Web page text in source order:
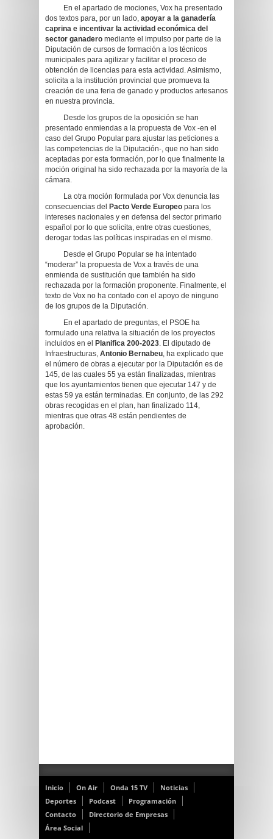
En el apartado de mociones, Vox ha presentado
dos textos para, por un lado, apoyar a la ganadería
caprina e incentivar la actividad económica del
sector ganadero mediante el impulso por parte de la
Diputación de cursos de formación a los técnicos
municipales para agilizar y facilitar el proceso de
obtención de licencias para esta actividad. Asimismo,
solicita a la institución provincial que promueva la
creación de una feria de ganado y productos artesanos
en nuestra provincia.
Desde los grupos de la oposición se han
presentado enmiendas a la propuesta de Vox -en el
caso del Grupo Popular para ajustar las peticiones a
las competencias de la Diputación-, que no han sido
aceptadas por esta formación, por lo que finalmente la
moción original ha sido rechazada por la mayoría de la
cámara.
La otra moción formulada por Vox denuncia las
consecuencias del
Pacto Verde Europeo para los
intereses nacionales y en defensa del sector primario
español por lo que solicita, entre otras cuestiones,
derogar todas las políticas inspiradas en el mismo.
Desde el Grupo Popular se ha intentado
“moderar” la propuesta de Vox a través de una
enmienda de sustitución que también ha sido
rechazada por la formación proponente. Finalmente, el
texto de Vox no ha contado con el apoyo de ninguno
de los grupos de la Diputación.
En el apartado de preguntas, el PSOE ha
formulado una relativa la situación de los proyectos
incluidos en el
Planifica 200-2023. El diputado de
Infraestructuras, Antonio Bernabeu, ha explicado que
el número de obras a ejecutar por la Diputación es de
145, de las cuales 55 ya están finalizadas, mientras
que los ayuntamientos tienen que ejecutar 147 y de
estas 59 ya están terminadas. En conjunto, de las 292
obras recogidas en el plan, han finalizado 114,
mientras que otras 48 están pendientes de
aprobación.
Inicio On Air Onda 15 TV
Noticias
Deportes
Podcast
Programación
Contacto
Directorio de Empresas
Área Social